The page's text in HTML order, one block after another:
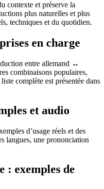
contexte et préserve la
plus naturelles et plus
techniques et du quotidien.
en charge
entre allemand ↔
combinaisons populaires,
complète est présentée dans
et audio
d’usage réels et des
langues, une prononciation
: exemples de